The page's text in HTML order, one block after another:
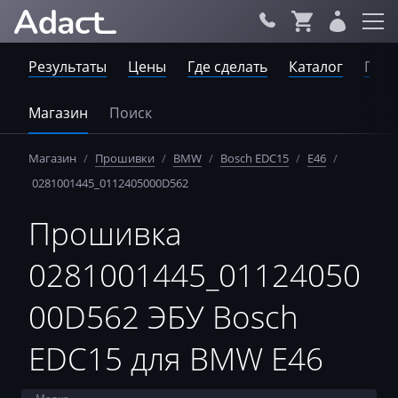
Результаты Цены Где сделать Каталог
Магазин Поиск
Магазин / Прошивки / BMW / Bosch EDC15 / E46 /
0281001445_0112405000D562
Прошивка
0281001445_01124050
00D562 ЭБУ Bosch
EDC15 для BMW E46